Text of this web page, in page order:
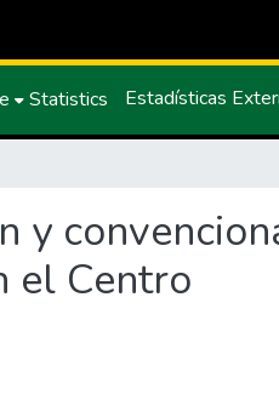
Statistics Estadísticas
y
el Centro